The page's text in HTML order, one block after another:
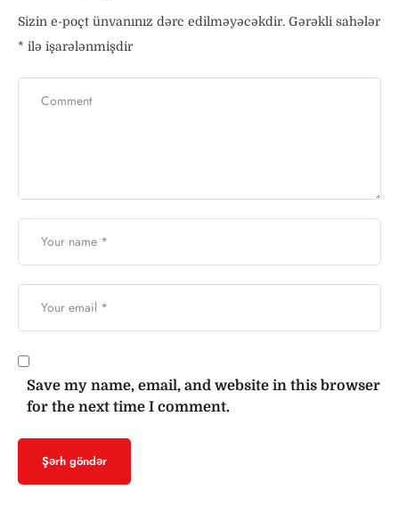
Sizin e-poçt ünvanınız dərc edilməyəcəkdir. Gərəkli sahələr
* ilə işarələnmişdir
Save my name, email, and website in this browser
for the next time I comment.